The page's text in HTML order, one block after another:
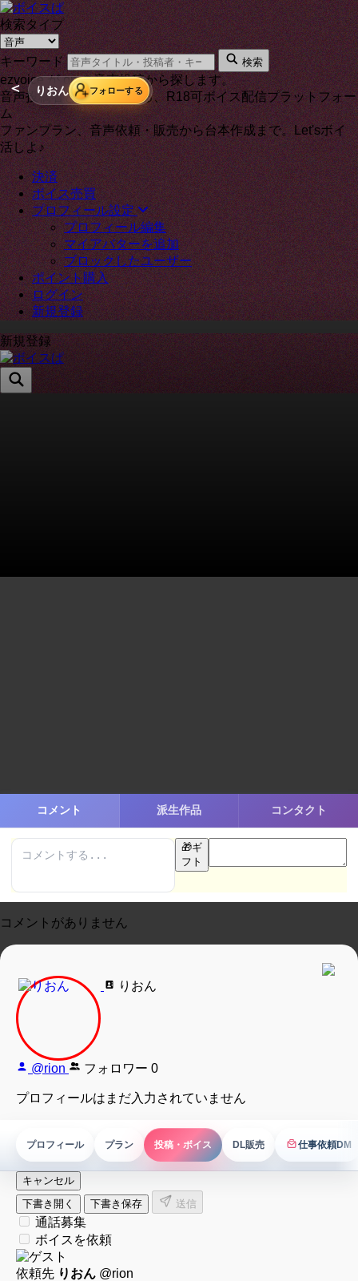
検索タイプ
キーワード 検索
ezvoice が on の音声投稿から探します。
音声投稿者と通話もできる、R18可ボイス配信プラットフォー
ム
ファンプラン、音声依頼・販売から台本作成まで。Let'sボイ
活しよ♪
決済
ボイス売買
プロフィール設定
プロフィール編集
マイアバターを追加
ブロックしたユーザー
ポイント購入
ログイン
新規登録
新規登録
＜ りおん フォローする
コメント 派生作品 コンタクト
🎁ギ
フト
コメントがありません
りおん
@rion フォロワー 0
プロフィールはまだ入力されていません
プロフィール プラン 投稿・ボイス DL販売 仕事依頼DM
仕事依頼DM
キャンセル
下書き開く
下書き保存 送信
通話募集
ボイスを依頼
依頼先 りおん @rion